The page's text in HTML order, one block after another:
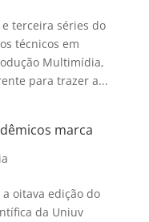
terceira séries do
técnicos em
Multimídia,
para trazer a...
marca
oitava edição do
da Uniuv